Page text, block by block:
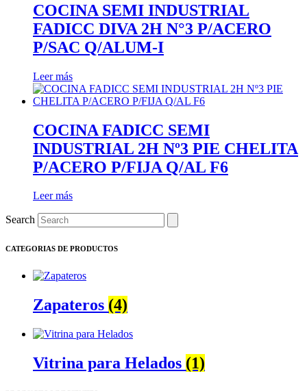
COCINA SEMI INDUSTRIAL
FADICC DIVA 2H N°3 P/ACERO
P/SAC Q/ALUM-I
Leer más
COCINA FADICC SEMI
INDUSTRIAL 2H Nº3 PIE CHELITA
P/ACERO P/FIJA Q/AL F6
Leer más
Search
CATEGORIAS DE PRODUCTOS
Zapateros (4)
Vitrina para Helados (1)